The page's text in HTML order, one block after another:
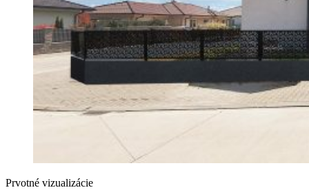
Prvotné vizualizácie